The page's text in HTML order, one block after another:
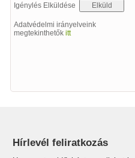
Igénylés Elküldése
Adatvédelmi irányelveink
megtekinthetőkitt
Hírlevél feliratkozás